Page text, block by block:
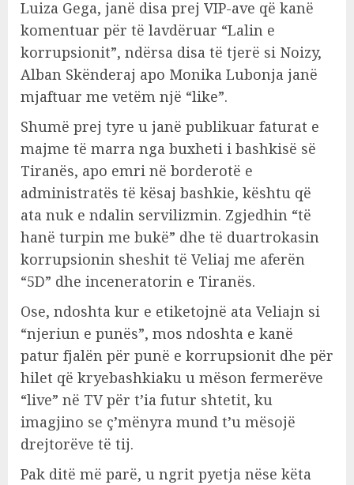
Luiza Gega, janë disa prej VIP-ave që kanë
komentuar për të lavdëruar “Lalin e
korrupsionit”, ndërsa disa të tjerë si Noizy,
Alban Skënderaj apo Monika Lubonja janë
mjaftuar me vetëm një “like”.
Shumë prej tyre u janë publikuar faturat e
majme të marra nga buxheti i bashkisë së
Tiranës, apo emri në borderotë e
administratës të kësaj bashkie, kështu që
ata nuk e ndalin servilizmin. Zgjedhin “të
hanë turpin me bukë” dhe të duartrokasin
korrupsionin sheshit të Veliaj me aferën
“5D” dhe inceneratorin e Tiranës.
Ose, ndoshta kur e etiketojnë ata Veliajn si
“njeriun e punës”, mos ndoshta e kanë
patur fjalën për punë e korrupsionit dhe për
hilet që kryebashkiaku u mëson fermerëve
“live” në TV për t’ia futur shtetit, ku
imagjino se ç’mënyra mund t’u mësojë
drejtorëve të tij.
Pak ditë më parë, u ngrit pyetja nëse këta